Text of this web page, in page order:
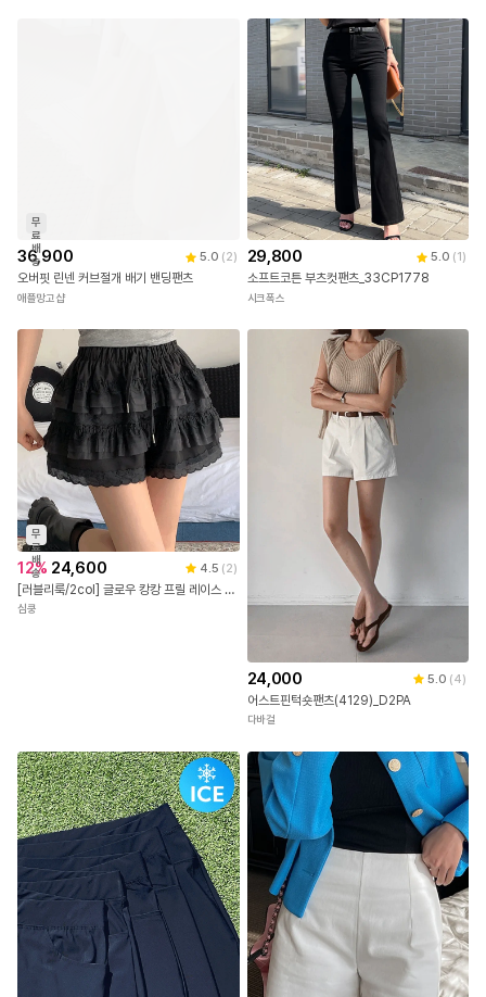
무
료
배
송
36,900 5.0 (2)
오버핏 린넨 커브절개 배기 밴딩팬츠
애플망고샵
29,800 5.0 (1 )
소프트코튼 부츠컷팬츠_33CP1778
시크폭스
무
료
배
송
12% 24,600 4.5 (2)
[러블리룩/2col] 글로우 캉캉 프릴 레이스 숏팬츠 치마 바지
심쿵
24,000 5.0 (4)
어스트핀턱숏팬츠(4129)_D2PA
다바걸